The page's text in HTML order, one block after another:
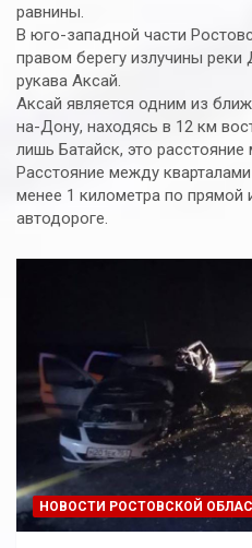
равнины.
В юго-западной части
правом берегу излучины реки
рукава Аксай.
Аксай является одним из
на-Дону, находясь в 12 км
лишь Батайск, это
Расстояние между
менее 1 километра по прямой
автодороге.
НОВОСТИ РОСТОВСКОЙ